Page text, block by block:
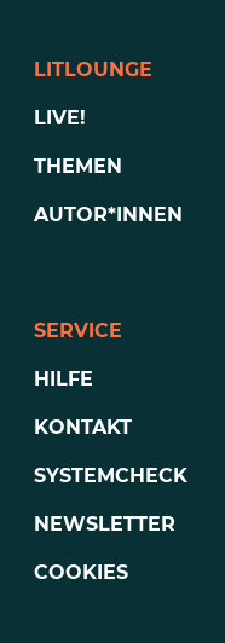
LITLOUNGE
LIVE!
THEMEN
AUTOR*INNEN
SERVICE
HILFE
KONTAKT
SYSTEMCHECK
NEWSLETTER
COOKIES